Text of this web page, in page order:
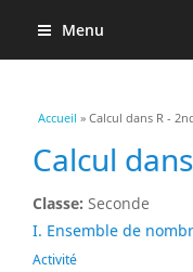
Menu
Vous êtes ici
Accueil » Calcul dans R -
Calcul
Classe: Seconde
I. Ensemble de
Activité